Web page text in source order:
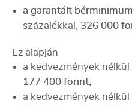
a garantált bérminimum
százalékkal, 326 000
Ez alapján
a kedvezmények nélkül
177 400 forint,
a kedvezmények nélkül